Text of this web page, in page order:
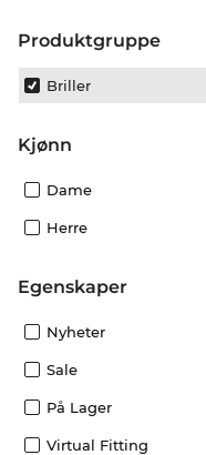
Produktgruppe
Briller
Kjønn
Dame
Herre
Egenskaper
Nyheter
Sale
På Lager
Virtual Fitting